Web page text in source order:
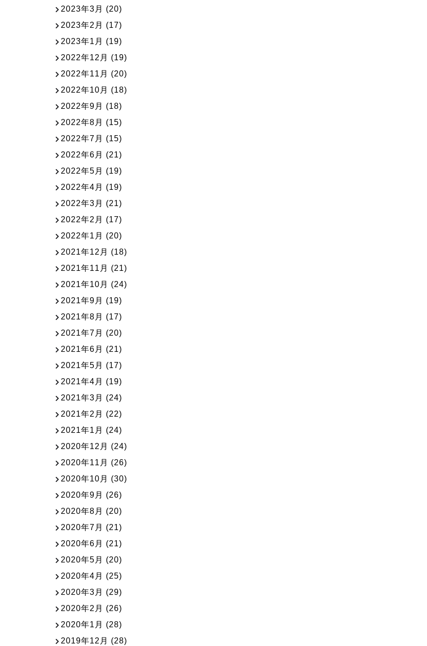
2023年3月 (20)
2023年2月 (17)
2023年1月 (19)
2022年12月 (19)
2022年11月 (20)
2022年10月 (18)
2022年9月 (18)
2022年8月 (15)
2022年7月 (15)
2022年6月 (21)
2022年5月 (19)
2022年4月 (19)
2022年3月 (21)
2022年2月 (17)
2022年1月 (20)
2021年12月 (18)
2021年11月 (21)
2021年10月 (24)
2021年9月 (19)
2021年8月 (17)
2021年7月 (20)
2021年6月 (21)
2021年5月 (17)
2021年4月 (19)
2021年3月 (24)
2021年2月 (22)
2021年1月 (24)
2020年12月 (24)
2020年11月 (26)
2020年10月 (30)
2020年9月 (26)
2020年8月 (20)
2020年7月 (21)
2020年6月 (21)
2020年5月 (20)
2020年4月 (25)
2020年3月 (29)
2020年2月 (26)
2020年1月 (28)
2019年12月 (28)